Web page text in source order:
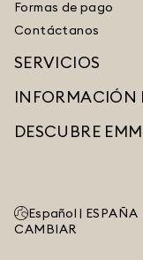
Formas de pago
Contáctanos
SERVICIOS
INFORMACIÓN
DESCUBRE
Español | ESPAÑA
CAMBIAR